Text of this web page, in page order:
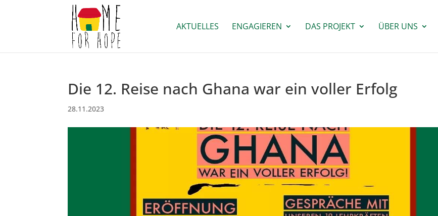
AKTUELLES ENGAGIEREN DAS PROJEKT ÜBER UNS
Die 12. Reise nach Ghana war ein voller Erfolg
28.11.2023